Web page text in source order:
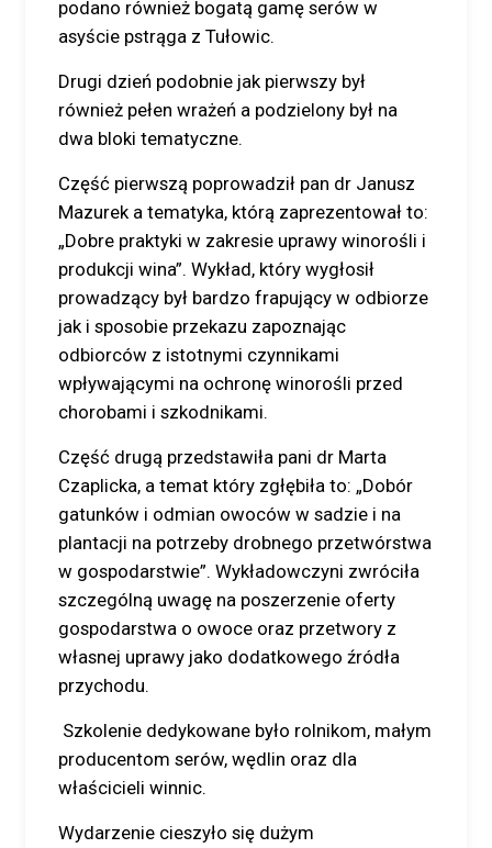
podano również bogatą gamę serów w
asyście pstrąga z Tułowic.
Drugi dzień podobnie jak pierwszy był
również pełen wrażeń a podzielony był na
dwa bloki tematyczne.
Część pierwszą poprowadził pan dr Janusz
Mazurek a tematyka, którą zaprezentował to:
„Dobre praktyki w zakresie uprawy winorośli i
produkcji wina”. Wykład, który wygłosił
prowadzący był bardzo frapujący w odbiorze
jak i sposobie przekazu zapoznając
odbiorców z istotnymi czynnikami
wpływającymi na ochronę winorośli przed
chorobami i szkodnikami.
Część drugą przedstawiła pani dr Marta
Czaplicka, a temat który zgłębiła to: „Dobór
gatunków i odmian owoców w sadzie i na
plantacji na potrzeby drobnego przetwórstwa
w gospodarstwie”. Wykładowczyni zwróciła
szczególną uwagę na poszerzenie oferty
gospodarstwa o owoce oraz przetwory z
własnej uprawy jako dodatkowego źródła
przychodu.
Szkolenie dedykowane było rolnikom, małym
producentom serów, wędlin oraz dla
właścicieli winnic.
Wydarzenie cieszyło się dużym